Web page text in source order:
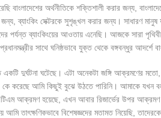
বাংলাদেশের অর্থনীতিকে শক্তিশালী করার জন্য,
জন্য, ব্যাংকিং সেক্টরকে সুশৃঙ্খল করার জন্য। সাধারণ
পর্যন্ত ব্যাংকিংয়ের আওতায় এনেছি। আজকে সারা
সাথে ঘনিষ্ঠভাবে যুক্ত থেকে বঙ্গবন্ধুর আদর্শে
একটি দুর্ঘটনা ঘটেছে। এটা অনেকটা জঙ্গি আক্রমণের
কে করেছে আমি কিছুই বুঝে উঠতে পারিনি। আমাকে
আক্রমণ হয়েছে, এখন আবার রিজার্ভের উপর
আমি তাৎক্ষণিকভাবে বিশেষজ্ঞদের মতামত নিয়েছি,